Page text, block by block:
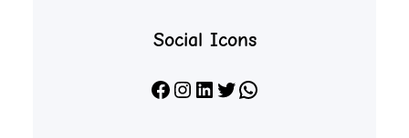
Social Icons
Facebook Instagram LinkedIn X WhatsApp